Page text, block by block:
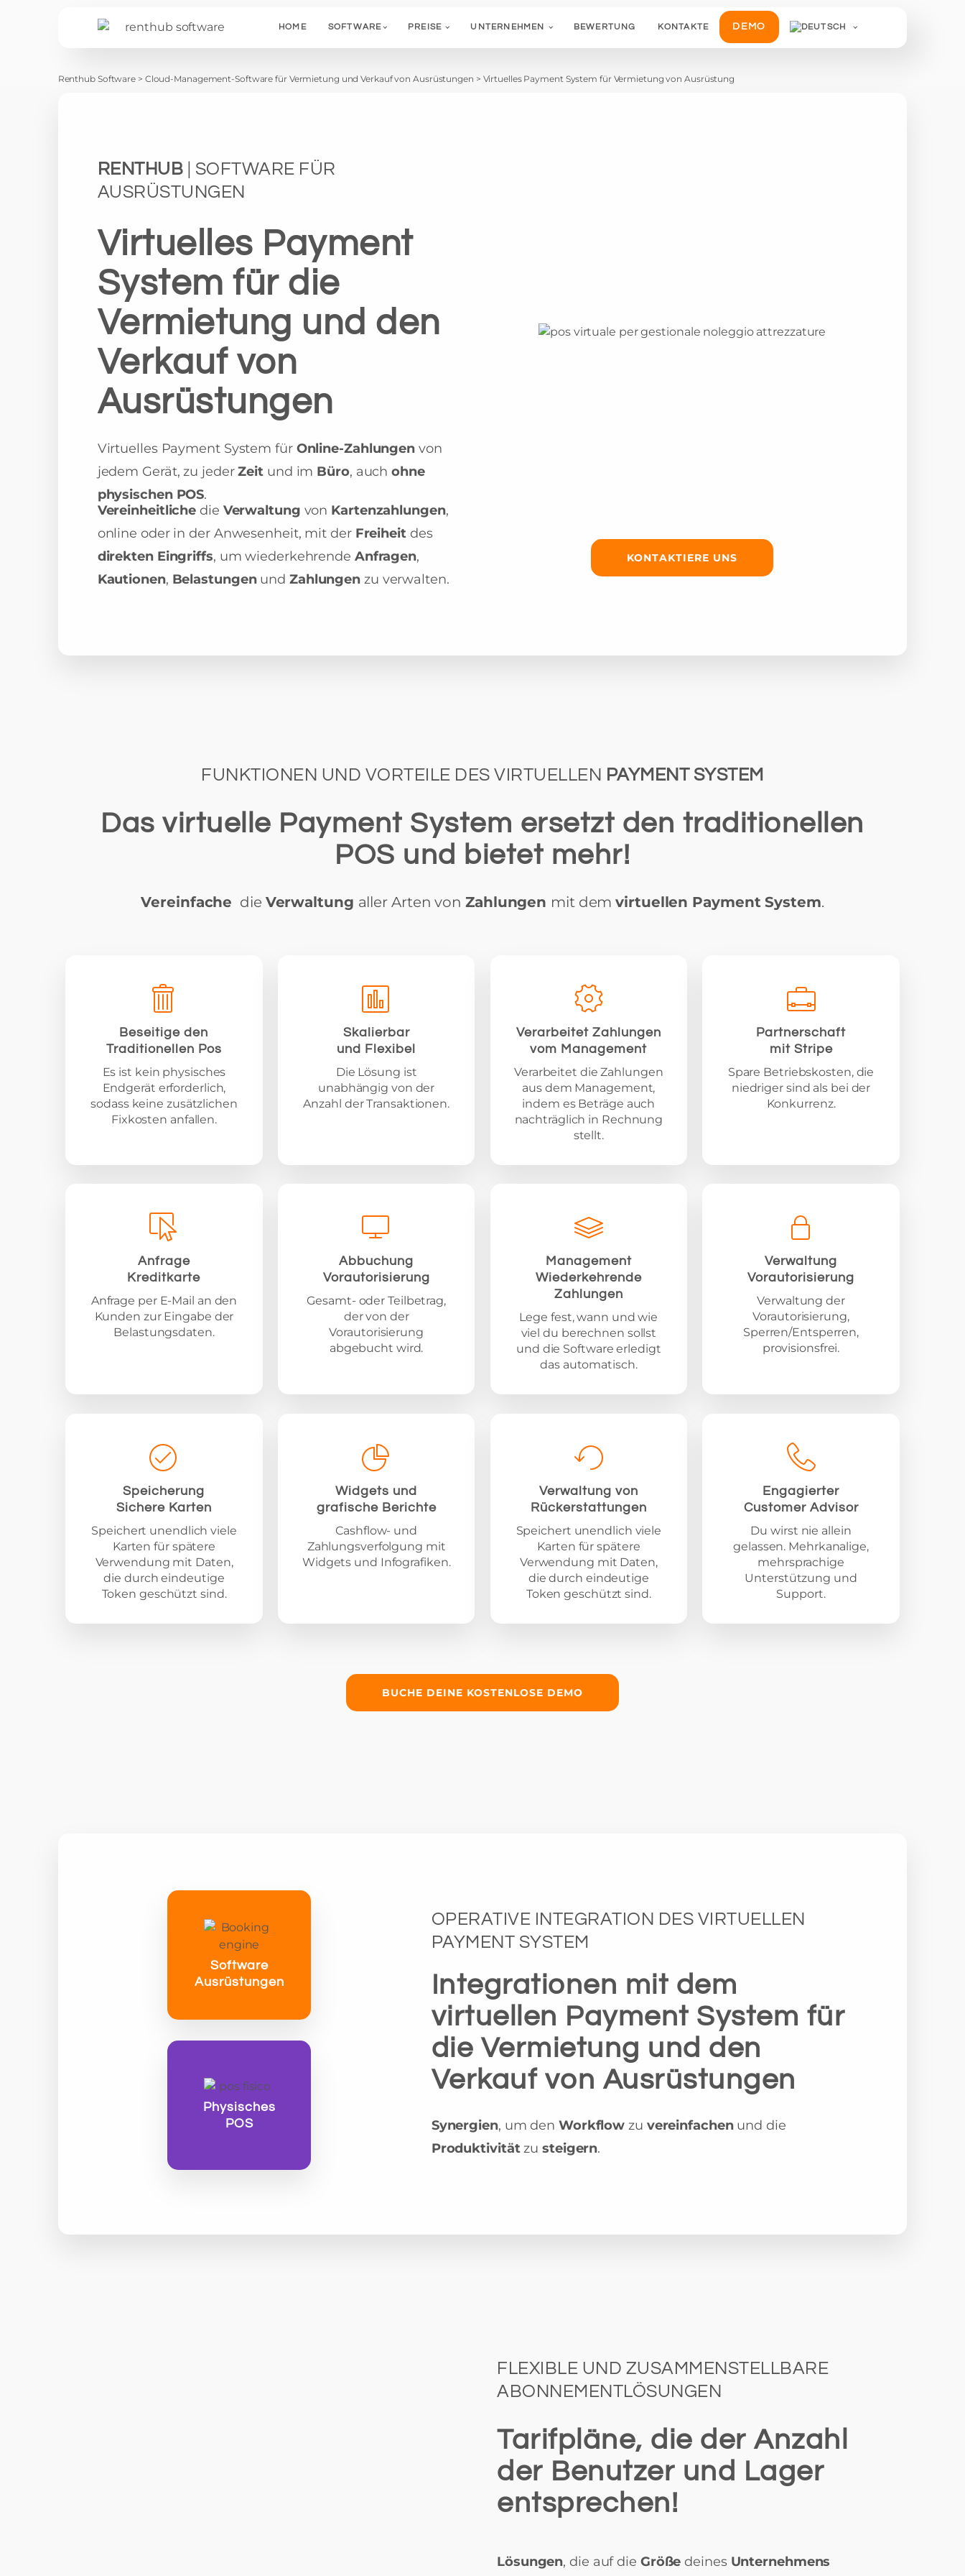
HOME SOFTWARE PREISE UNTERNEHMEN BEWERTUNG KONTAKTE DEMO
Renthub Software > Cloud-Management-Software für Vermietung und Verkauf von Ausrüstungen > Virtuelles Payment System für Vermietung von Ausrüstung
RENTHUB | SOFTWARE FÜR
AUSRÜSTUNGEN
Virtuelles Payment
System für die
Vermietung und den
Verkauf von
Ausrüstungen
Virtuelles Payment System für Online-Zahlungen von
jedem Gerät, zu jederZeit und im Büro, auch ohne
physischen POS.
Vereinheitlichedie Verwaltung von Kartenzahlungen,
online oder in der Anwesenheit, mit der Freiheit des
direkten Eingriffs, um wiederkehrende Anfragen,
Kautionen, Belastungen und Zahlungen zu verwalten.
KONTAKTIERE UNS
FUNKTIONEN UND VORTEILE DES VIRTUELLEN PAYMENT SYSTEM
Das virtuelle Payment System ersetzt den traditionellen
POS und bietet mehr!
Vereinfache die Verwaltung aller Arten von Zahlungen mit demvirtuellen Payment System.
Beseitige den
Traditionellen Pos
Es ist kein physisches
Endgerät erforderlich,
sodass keine zusätzlichen
Fixkosten anfallen.
Skalierbar
und Flexibel
Die Lösung ist
unabhängig von der
Anzahl der Transaktionen.
Verarbeitet Zahlungen
vom Management
Verarbeitet die Zahlungen
aus dem Management,
indem es Beträge auch
nachträglich in Rechnung
stellt.
Partnerschaft
mit Stripe
Spare Betriebskosten, die
niedriger sind als bei der
Konkurrenz.
Anfrage
Kreditkarte
Anfrage per E-Mail an den
Kunden zur Eingabe der
Belastungsdaten.
Abbuchung
Vorautorisierung
Gesamt- oder Teilbetrag,
der von der
Vorautorisierung
abgebucht wird.
Management
Wiederkehrende
Zahlungen
Lege fest, wann und wie
viel du berechnen sollst
und die Software erledigt
das automatisch.
Verwaltung
Vorautorisierung
Verwaltung der
Vorautorisierung,
Sperren/Entsperren,
provisionsfrei.
Speicherung
Sichere Karten
Speichert unendlich viele
Karten für spätere
Verwendung mit Daten,
die durch eindeutige
Token geschützt sind.
Widgets und
grafische Berichte
Cashflow- und
Zahlungsverfolgung mit
Widgets und Infografiken.
Verwaltung von
Rückerstattungen
Speichert unendlich viele
Karten für spätere
Verwendung mit Daten,
die durch eindeutige
Token geschützt sind.
Engagierter
Customer Advisor
Du wirst nie allein
gelassen. Mehrkanalige,
mehrsprachige
Unterstützung und
Support.
BUCHE DEINE KOSTENLOSE DEMO
Software
Ausrüstungen
Physisches
POS
OPERATIVE INTEGRATION DES VIRTUELLEN
PAYMENT SYSTEM
Integrationen mit dem
virtuellen Payment System für
die Vermietung und den
Verkauf von Ausrüstungen
Synergien, um den Workflowzu vereinfachen und die
Produktivitätzusteigern.
FLEXIBLE UND ZUSAMMENSTELLBARE
ABONNEMENTLÖSUNGEN
Tarifpläne, die der Anzahl
der Benutzer und Lager
entsprechen!
Lösungen, die auf die Größedeines Unternehmens